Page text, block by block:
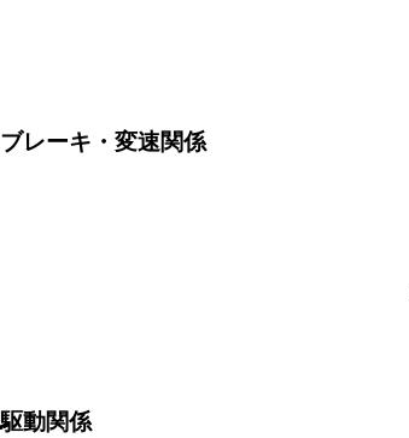
ブレーキ・変速関係
駆動関係